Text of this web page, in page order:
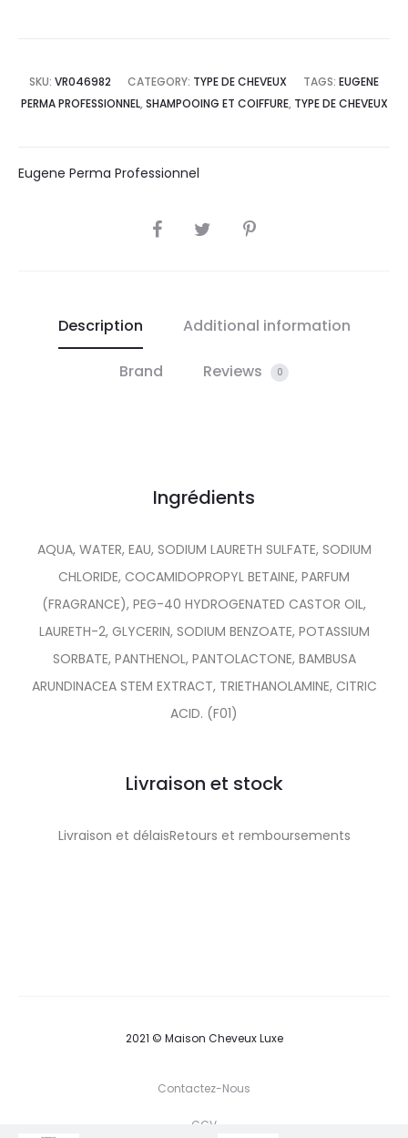
SKU: VR046982 CATEGORY: TYPE DE CHEVEUX TAGS: EUGENE
PERMA PROFESSIONNEL, SHAMPOOING ET COIFFURE, TYPE DE CHEVEUX
Eugene Perma Professionnel
SHARE
Description Additional information
Brand Reviews 0
Ingrédients
AQUA, WATER, EAU, SODIUM LAURETH SULFATE, SODIUM
CHLORIDE, COCAMIDOPROPYL BETAINE, PARFUM
(FRAGRANCE), PEG-40 HYDROGENATED CASTOR OIL,
LAURETH-2, GLYCERIN, SODIUM BENZOATE, POTASSIUM
SORBATE, PANTHENOL, PANTOLACTONE, BAMBUSA
ARUNDINACEA STEM EXTRACT, TRIETHANOLAMINE, CITRIC
ACID. (F01)
Livraison et stock
Livraison et délaisRetours et remboursements
2021 © Maison Cheveux Luxe
Contactez-Nous
CGV